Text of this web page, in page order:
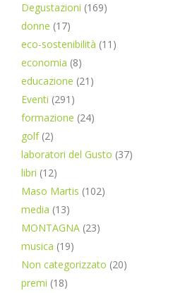
Degustazioni (169)
donne (17)
eco-sostenibilità (11)
economia (8)
educazione (21)
Eventi (291)
formazione (24)
golf(2)
laboratori del Gusto (37)
libri (12)
Maso Martis (102)
media (13)
MONTAGNA (23)
musica (19)
Non categorizzato (20)
premi (18)